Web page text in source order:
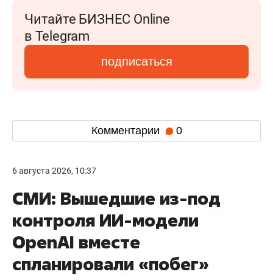
Читайте БИЗНЕС Online
в Telegram
подписаться
Комментарии 0
6 августа 2026, 10:37
СМИ: Вышедшие из-под
контроля ИИ-модели
OpenAI вместе
спланировали «побег»